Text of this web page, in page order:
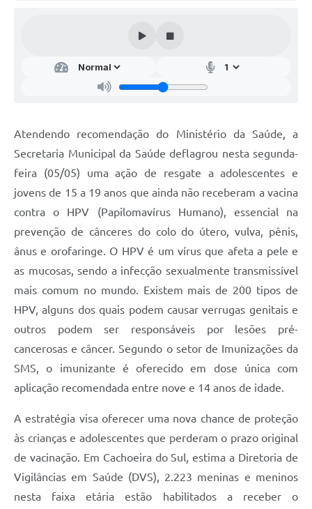
Galeria de Vídeos
Gabinetes e Secretarias
Links
Serviços Online
Telefones Úteis
Agenda
Contato
Atendendo recomendação do Ministério da Saúde, a
Secretaria Municipal da Saúde deflagrou nesta segunda-
feira (05/05) uma ação de resgate a adolescentes e
jovens de 15 a 19 anos que ainda não receberam a vacina
contra o HPV (Papilomavírus Humano), essencial na
prevenção de cânceres do colo do útero, vulva, pênis,
ânus e orofaringe. O HPV é um vírus que afeta a pele e
as mucosas, sendo a infecção sexualmente transmissível
mais comum no mundo. Existem mais de 200 tipos de
HPV, alguns dos quais podem causar verrugas genitais e
outros podem ser responsáveis por lesões pré-
cancerosas e câncer. Segundo o setor de Imunizações da
SMS, o imunizante é oferecido em dose única com
aplicação recomendada entre nove e 14 anos de idade.
A estratégia visa oferecer uma nova chance de proteção
às crianças e adolescentes que perderam o prazo original
de vacinação. Em Cachoeira do Sul, estima a Diretoria de
Vigilâncias em Saúde (DVS), 2.223 meninas e meninos
nesta faixa etária estão habilitados a receber o